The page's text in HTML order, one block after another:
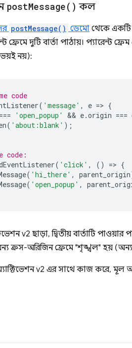
postMessage( ) কল
postMessage() ডেমো থেকে একটি
ফ্রেমে দুটি বার্তা পাঠায়।
নয়):
code
( 'message' , e => {
=== 'open_popup' && e.origin ===
( 'about:blank' );
code:
( 'click' , () => {
( 'hi_there' , parent_origin
( 'open_popup' ,
v2 ছাড়া, দ্বিতীয় বার্তাটি
ক্রস-অরিজিন ফ্রেমে "শৃঙ্খল" হয় (অন্য
v2 এর সাথে কাজ করে, মূল